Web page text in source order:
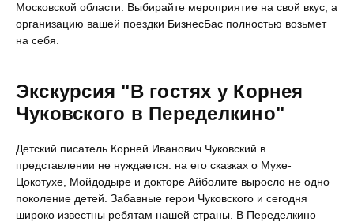
Московской области. Выбирайте мероприятие на свой вкус, а
организацию вашей поездки БизнесБас полностью возьмет
на себя.
Экскурсия "В гостях у Корнея
Чуковского в Переделкино"
Детский писатель Корней Иванович Чуковский в
представлении не нуждается: на его сказках о Мухе-
Цокотухе, Мойдодыре и докторе Айболите выросло не одно
поколение детей. Забавные герои Чуковского и сегодня
широко известны ребятам нашей страны. В Переделкино